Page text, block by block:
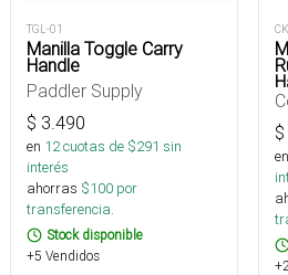
TGL-01
Manilla Toggle Carry
Handle
Paddler Supply
$ 3.490
en 12cuotas de $291 sin
interés
ahorras $100 por
transferencia.
Stock disponible
+5 Vendidos
$
en